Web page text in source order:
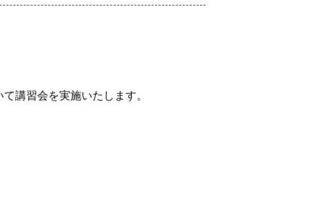
講習会を実施いたします。